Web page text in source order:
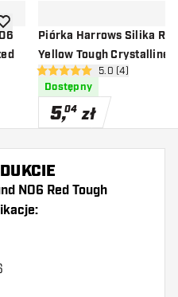
do listy życzeń
Piórka Harrows Silika
Yellow Tough Crystalline
otwórz panel
5 gwiazdki oceny5.0 (4)
Dostępny
5,04 zł
NO6 Red Tough